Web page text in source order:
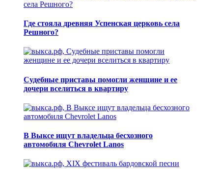
Где стояла древняя Успенская церковь села
Решного?
Судебные приставы помогли женщине и ее
дочери вселиться в квартиру
В Выксе ищут владельца бесхозного
автомобиля Chevrolet Lanos